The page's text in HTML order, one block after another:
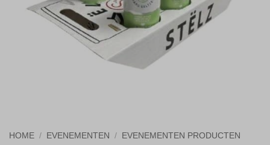
HOME / EVENEMENTEN / EVENEMENTEN PRODUCTEN